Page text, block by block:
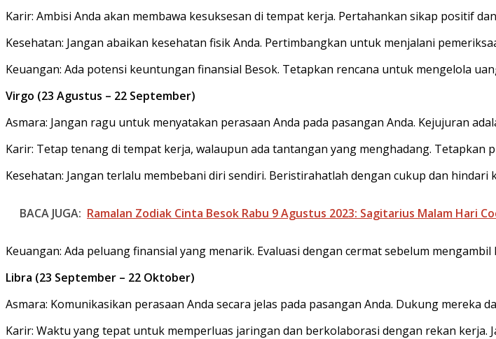
Karir: Ambisi Anda akan membawa kesuksesan di tempat kerja. Pertahankan sikap positif
Kesehatan: Jangan abaikan kesehatan fisik Anda. Pertimbangkan untuk menjalani
Keuangan: Ada potensi keuntungan finansial Besok. Tetapkan rencana untuk mengelola
Virgo (23 Agustus – 22 September)
Asmara: Jangan ragu untuk menyatakan perasaan Anda pada pasangan Anda. Kejujuran
Karir: Tetap tenang di tempat kerja, walaupun ada tantangan yang menghadang. Tetapkan
Kesehatan: Jangan terlalu membebani diri sendiri. Beristirahatlah dengan cukup dan hindari
BACA JUGA: Ramalan Zodiak Cinta Besok Rabu 9 Agustus 2023: Sagitarius Malam Hari
Keuangan: Ada peluang finansial yang menarik. Evaluasi dengan cermat sebelum
Libra (23 September – 22 Oktober)
Asmara: Komunikasikan perasaan Anda secara jelas pada pasangan Anda. Dukung mereka
Karir: Waktu yang tepat untuk memperluas jaringan dan berkolaborasi dengan rekan